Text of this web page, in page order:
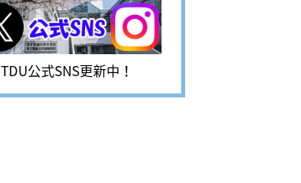
TDU公式SNS更新中！